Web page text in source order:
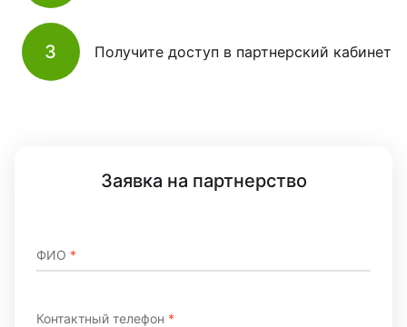
3 Получите доступ в партнерский кабинет
Заявка на партнерство
ФИО *
Контактный телефон *